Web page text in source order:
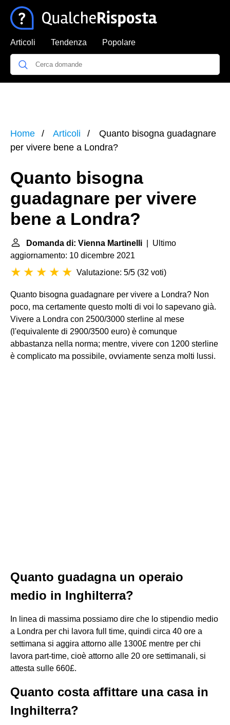
Articoli Tendenza Popolare
Home Articoli
Quanto bisogna guadagnare
per vivere bene a Londra?
Quanto bisogna
guadagnare per vivere
bene a Londra?
Domanda di: Vienna Martinelli | Ultimo
aggiornamento: 10 dicembre 2021
Valutazione: 5/5 (32 voti)
Quanto bisogna guadagnare per vivere a Londra? Non
poco, ma certamente questo molti di voi lo sapevano già.
Vivere a Londra con 2500/3000 sterline al mese
(l'equivalente di 2900/3500 euro) è comunque
abbastanza nella norma; mentre, vivere con 1200 sterline
è complicato ma possibile, ovviamente senza molti lussi.
Quanto guadagna un operaio
medio in Inghilterra?
In linea di massima possiamo dire che lo stipendio medio
a Londra per chi lavora full time, quindi circa 40 ore a
settimana si aggira attorno alle 1300£ mentre per chi
lavora part-time, cioè attorno alle 20 ore settimanali, si
attesta sulle 660£.
Quanto costa affittare una casa in
Inghilterra?